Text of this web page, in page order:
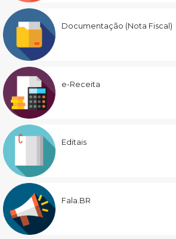
Documentação (Nota Fiscal)
e-Receita
Editais
Fala.BR